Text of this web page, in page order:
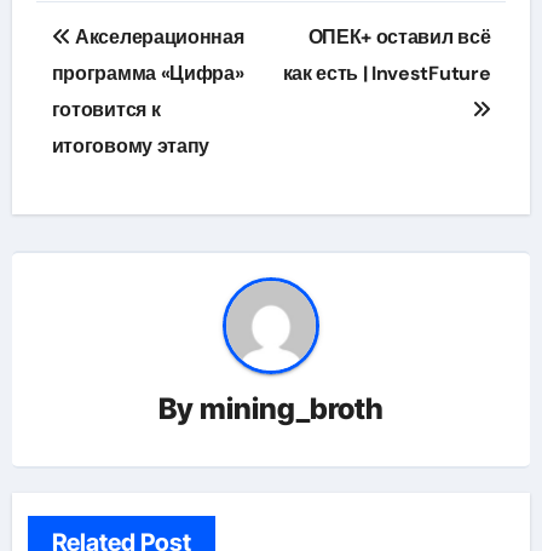
Навигация
по
записям
Акселерационная
программа «Цифра»
готовится к
итоговому этапу
ОПЕК+ оставил всё
как есть | InvestFuture
By mining_broth
Related Post